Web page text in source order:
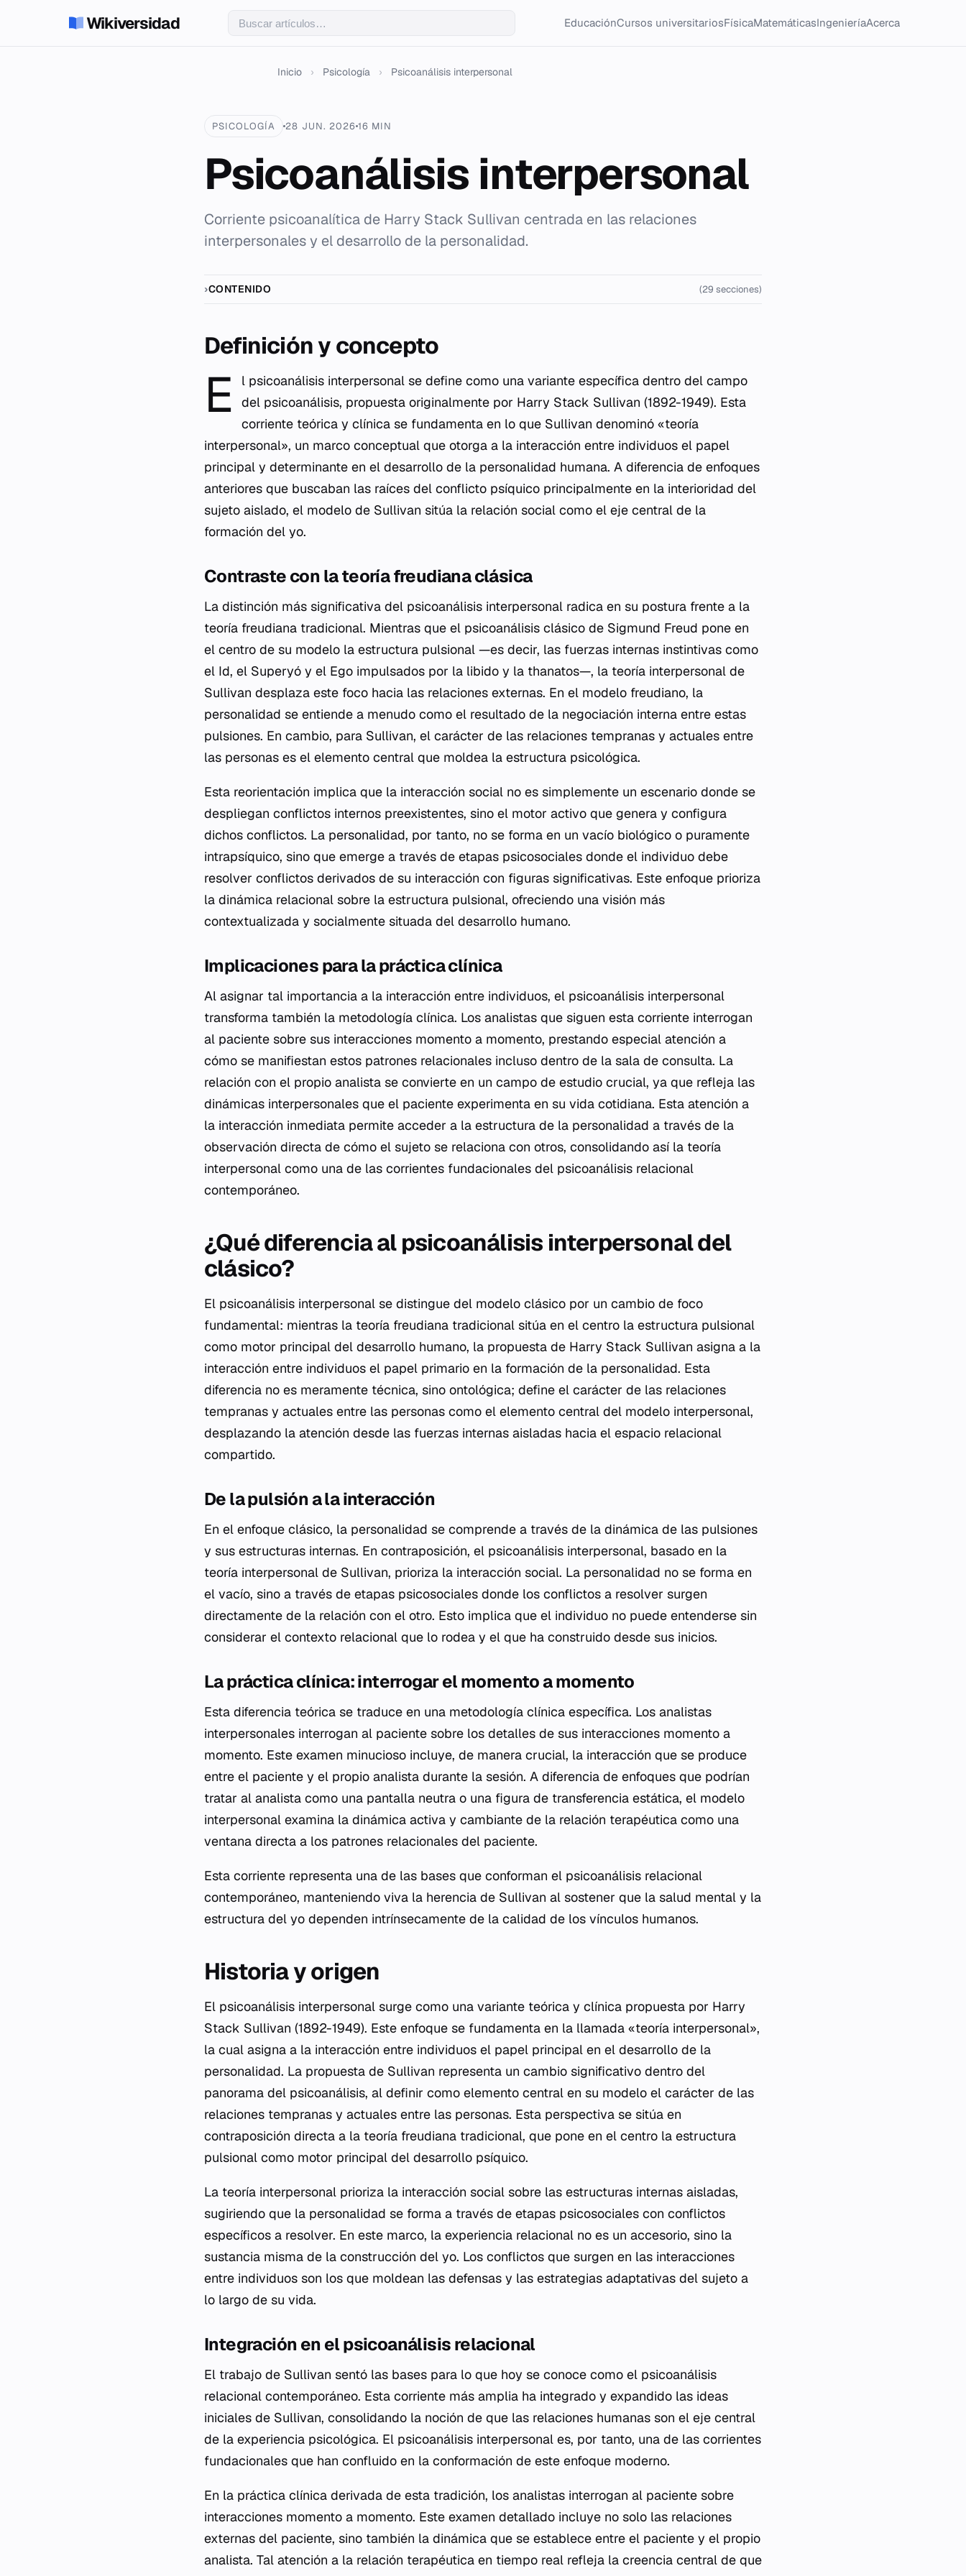
Wikiversidad EducaciónCursos universitariosFísicaMatemáticasIngenieríaAcerca
Inicio › Psicología › Psicoanálisis interpersonal
PSICOLOGÍA 28 JUN. 2026 16 MIN
Psicoanálisis interpersonal
Corriente psicoanalítica de Harry Stack Sullivan centrada en las relaciones
interpersonales y el desarrollo de la personalidad.
CONTENIDO (29 secciones)
Definición y concepto
E
l psicoanálisis interpersonal se define como una variante específica dentro del campo
del psicoanálisis, propuesta originalmente por Harry Stack Sullivan (1892-1949). Esta
corriente teórica y clínica se fundamenta en lo que Sullivan denominó «teoría
interpersonal», un marco conceptual que otorga a la interacción entre individuos el papel
principal y determinante en el desarrollo de la personalidad humana. A diferencia de enfoques
anteriores que buscaban las raíces del conflicto psíquico principalmente en la interioridad del
sujeto aislado, el modelo de Sullivan sitúa la relación social como el eje central de la
formación del yo.
Contraste con la teoría freudiana clásica
La distinción más significativa del psicoanálisis interpersonal radica en su postura frente a la
teoría freudiana tradicional. Mientras que el psicoanálisis clásico de Sigmund Freud pone en
el centro de su modelo la estructura pulsional —es decir, las fuerzas internas instintivas como
el Id, el Superyó y el Ego impulsados por la libido y la thanatos—, la teoría interpersonal de
Sullivan desplaza este foco hacia las relaciones externas. En el modelo freudiano, la
personalidad se entiende a menudo como el resultado de la negociación interna entre estas
pulsiones. En cambio, para Sullivan, el carácter de las relaciones tempranas y actuales entre
las personas es el elemento central que moldea la estructura psicológica.
Esta reorientación implica que la interacción social no es simplemente un escenario donde se
despliegan conflictos internos preexistentes, sino el motor activo que genera y configura
dichos conflictos. La personalidad, por tanto, no se forma en un vacío biológico o puramente
intrapsíquico, sino que emerge a través de etapas psicosociales donde el individuo debe
resolver conflictos derivados de su interacción con figuras significativas. Este enfoque prioriza
la dinámica relacional sobre la estructura pulsional, ofreciendo una visión más
contextualizada y socialmente situada del desarrollo humano.
Implicaciones para la práctica clínica
Al asignar tal importancia a la interacción entre individuos, el psicoanálisis interpersonal
transforma también la metodología clínica. Los analistas que siguen esta corriente interrogan
al paciente sobre sus interacciones momento a momento, prestando especial atención a
cómo se manifiestan estos patrones relacionales incluso dentro de la sala de consulta. La
relación con el propio analista se convierte en un campo de estudio crucial, ya que refleja las
dinámicas interpersonales que el paciente experimenta en su vida cotidiana. Esta atención a
la interacción inmediata permite acceder a la estructura de la personalidad a través de la
observación directa de cómo el sujeto se relaciona con otros, consolidando así la teoría
interpersonal como una de las corrientes fundacionales del psicoanálisis relacional
contemporáneo.
¿Qué diferencia al psicoanálisis interpersonal del
clásico?
El psicoanálisis interpersonal se distingue del modelo clásico por un cambio de foco
fundamental: mientras la teoría freudiana tradicional sitúa en el centro la estructura pulsional
como motor principal del desarrollo humano, la propuesta de Harry Stack Sullivan asigna a la
interacción entre individuos el papel primario en la formación de la personalidad. Esta
diferencia no es meramente técnica, sino ontológica; define el carácter de las relaciones
tempranas y actuales entre las personas como el elemento central del modelo interpersonal,
desplazando la atención desde las fuerzas internas aisladas hacia el espacio relacional
compartido.
De la pulsión a la interacción
En el enfoque clásico, la personalidad se comprende a través de la dinámica de las pulsiones
y sus estructuras internas. En contraposición, el psicoanálisis interpersonal, basado en la
teoría interpersonal de Sullivan, prioriza la interacción social. La personalidad no se forma en
el vacío, sino a través de etapas psicosociales donde los conflictos a resolver surgen
directamente de la relación con el otro. Esto implica que el individuo no puede entenderse sin
considerar el contexto relacional que lo rodea y el que ha construido desde sus inicios.
La práctica clínica: interrogar el momento a momento
Esta diferencia teórica se traduce en una metodología clínica específica. Los analistas
interpersonales interrogan al paciente sobre los detalles de sus interacciones momento a
momento. Este examen minucioso incluye, de manera crucial, la interacción que se produce
entre el paciente y el propio analista durante la sesión. A diferencia de enfoques que podrían
tratar al analista como una pantalla neutra o una figura de transferencia estática, el modelo
interpersonal examina la dinámica activa y cambiante de la relación terapéutica como una
ventana directa a los patrones relacionales del paciente.
Esta corriente representa una de las bases que conforman el psicoanálisis relacional
contemporáneo, manteniendo viva la herencia de Sullivan al sostener que la salud mental y la
estructura del yo dependen intrínsecamente de la calidad de los vínculos humanos.
Historia y origen
El psicoanálisis interpersonal surge como una variante teórica y clínica propuesta por Harry
Stack Sullivan (1892-1949). Este enfoque se fundamenta en la llamada «teoría interpersonal»,
la cual asigna a la interacción entre individuos el papel principal en el desarrollo de la
personalidad. La propuesta de Sullivan representa un cambio significativo dentro del
panorama del psicoanálisis, al definir como elemento central en su modelo el carácter de las
relaciones tempranas y actuales entre las personas. Esta perspectiva se sitúa en
contraposición directa a la teoría freudiana tradicional, que pone en el centro la estructura
pulsional como motor principal del desarrollo psíquico.
La teoría interpersonal prioriza la interacción social sobre las estructuras internas aisladas,
sugiriendo que la personalidad se forma a través de etapas psicosociales con conflictos
específicos a resolver. En este marco, la experiencia relacional no es un accesorio, sino la
sustancia misma de la construcción del yo. Los conflictos que surgen en las interacciones
entre individuos son los que moldean las defensas y las estrategias adaptativas del sujeto a
lo largo de su vida.
Integración en el psicoanálisis relacional
El trabajo de Sullivan sentó las bases para lo que hoy se conoce como el psicoanálisis
relacional contemporáneo. Esta corriente más amplia ha integrado y expandido las ideas
iniciales de Sullivan, consolidando la noción de que las relaciones humanas son el eje central
de la experiencia psicológica. El psicoanálisis interpersonal es, por tanto, una de las corrientes
fundacionales que han confluido en la conformación de este enfoque moderno.
En la práctica clínica derivada de esta tradición, los analistas interrogan al paciente sobre
interacciones momento a momento. Este examen detallado incluye no solo las relaciones
externas del paciente, sino también la dinámica que se establece entre el paciente y el propio
analista. Tal atención a la relación terapéutica en tiempo real refleja la creencia central de que